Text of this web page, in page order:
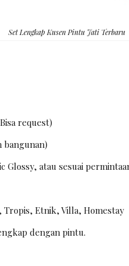
Set Lengkap Kusen Pintu Jati Terbaru
request)
bangunan)
Glossy, atau sesuai
Etnik, Villa, Homestay
dengan pintu.